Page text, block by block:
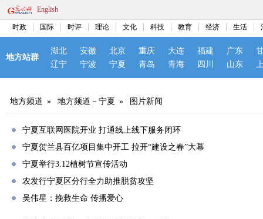
English
时政 国际 时评 理论 文化 科技 教育 经济 生活
地方站群
湖北 安徽 北京 重庆 大连 福建 广东
辽宁
宁波 宁夏 青岛 青海 四川 山东
地方频道 » 地方频道－宁夏 » 图片新闻
宁夏互联网医院开业 打通线上线下服务闭环
宁夏贺兰县百亿项目集中开工 拉开“建设之春”大幕
宁夏举行3.12植树节宣传活动
农发行宁夏区分行全力助推脱贫攻坚
吴伟星：挽救生命 传播爱心